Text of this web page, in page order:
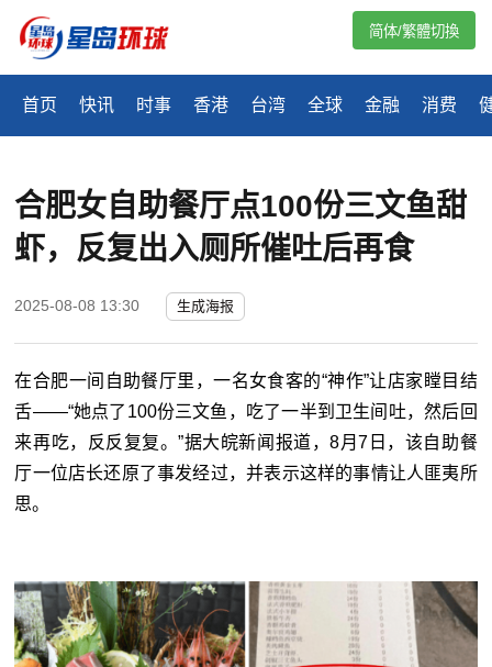
首页 快讯 时事 香港 台湾 全球 金融 消费
简体/繁體切換
合肥女自助餐厅点100份三文鱼甜
虾，反复出入厕所催吐后再食
2025-08-08 13:30 生成海报
在合肥一间自助餐厅里，一名女食客的“神作”让店家瞠目结
舌——“她点了100份三文鱼，吃了一半到卫生间吐，然后回
来再吃，反反复复。”据大皖新闻报道，8月7日，该自助餐
厅一位店长还原了事发经过，并表示这样的事情让人匪夷所
思。